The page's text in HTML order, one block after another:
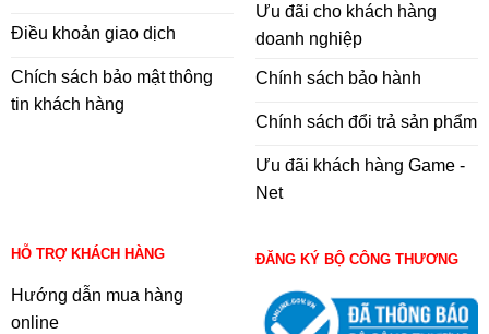
Điều khoản giao dịch
Chích sách bảo mật thông
tin khách hàng
Ưu đãi cho khách hàng
doanh nghiệp
Chính sách bảo hành
Chính sách đổi trả sản phẩm
Ưu đãi khách hàng Game -
Net
HỖ TRỢ KHÁCH HÀNG
Hướng dẫn mua hàng
online
ĐĂNG KÝ BỘ CÔNG THƯƠNG